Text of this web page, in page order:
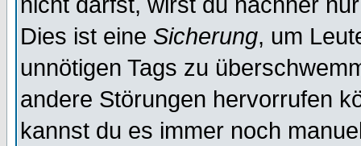
Dies ist eine Sicherung, um
unnötigen Tags zu
andere Störungen hervorrufen
kannst du es immer noch